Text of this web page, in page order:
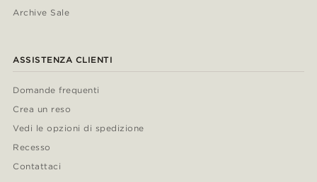
Archive Sale
ASSISTENZA CLIENTI
Domande frequenti
Crea un reso
Vedi le opzioni di spedizione
Recesso
Contattaci